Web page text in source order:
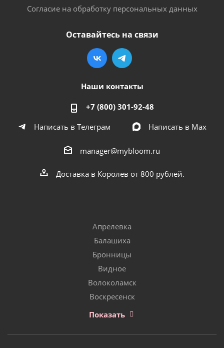
Согласие на обработку персональных данных
Оставайтесь на связи
Наши контакты
+7 (800) 301-92-48
Написать в Телеграм
Написать в Мах
manager@mybloom.ru
Доставка в Королёв от 800 рублей.
Апрелевка
Балашиха
Бронницы
Видное
Волоколамск
Воскресенск
Показать